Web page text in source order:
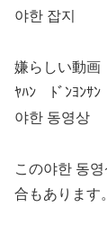
야한 잡지
嫌らしい動画
ﾔﾊﾝ ﾄﾞﾝﾖﾝｻﾝ
야한 동영상
この야한 동
合もあります。